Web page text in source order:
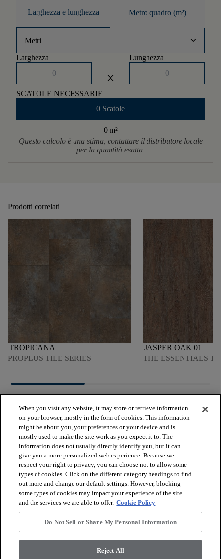
Larghezza e lunghezza Metro quadro (m²)
Metri keyboard_arrow_down
Larghezza
close
Lunghezza
SCATOLE NECESSARIE
0 Scatole
0 m²
Questo calcolo è una stima, contattare il distributore locale
per la quantità esatta.
Prodotti correlati
TROPICANA
PROPLUS TILE SERIES
JASPER OAK 01
THE ESSENTIALS
VISUALIZZA I PRODOTTI
STRUMENTI UTILI
CHI SIAMO arrow_forward_ios
When you visit any website, it may store or retrieve information
on your browser, mostly in the form of cookies. This information
might be about you, your preferences or your device and is
mostly used to make the site work as you expect it to. The
information does not usually directly identify you, but it can
give you a more personalized web experience. Because we
respect your right to privacy, you can choose not to allow some
types of cookies. Click on the different category headings to find
out more and change our default settings. However, blocking
some types of cookies may impact your experience of the site
and the services we are able to offer. Cookie Policy
Do Not Sell or Share My Personal Information
Reject All